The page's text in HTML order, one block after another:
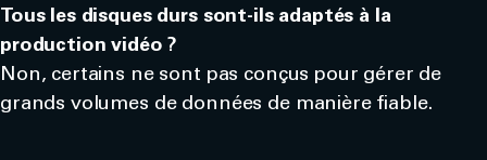
Tous les disques durs sont-ils adaptés à la
production vidéo ?
Non, certains ne sont pas conçus pour gérer de
grands volumes de données de manière fiable.